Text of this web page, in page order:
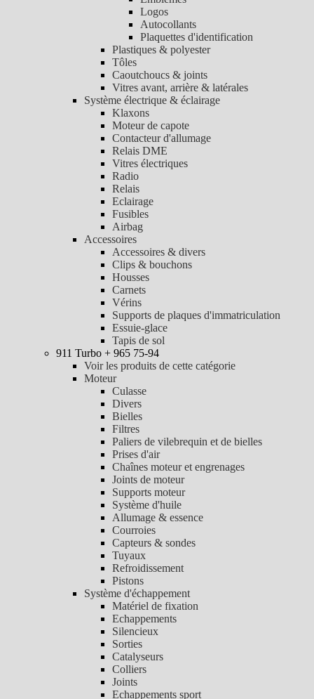
Logos
Autocollants
Plaquettes d'identification
Plastiques & polyester
Tôles
Caoutchoucs & joints
Vitres avant, arrière & latérales
Système électrique & éclairage
Klaxons
Moteur de capote
Contacteur d'allumage
Relais DME
Vitres électriques
Radio
Relais
Eclairage
Fusibles
Airbag
Accessoires
Accessoires & divers
Clips & bouchons
Housses
Carnets
Vérins
Supports de plaques d'immatriculation
Essuie-glace
Tapis de sol
911 Turbo + 965 75-94
Voir les produits de cette catégorie
Moteur
Culasse
Divers
Bielles
Filtres
Paliers de vilebrequin et de bielles
Prises d'air
Chaînes moteur et engrenages
Joints de moteur
Supports moteur
Système d'huile
Allumage & essence
Courroies
Capteurs & sondes
Tuyaux
Refroidissement
Pistons
Système d'échappement
Matériel de fixation
Echappements
Silencieux
Sorties
Catalyseurs
Colliers
Joints
Echappements sport